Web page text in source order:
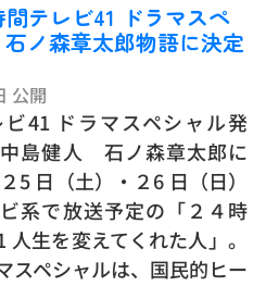
テレビ41 ドラマスペ
ノ森章太郎物語に決定
公開
41 ドラマスペシャル発
島健人 石ノ森章太郎に
5 日（土）・２6 日（日）
系で放送予定の「２４時
人生を変えてくれた人」。
スペシャルは、国民的ヒー